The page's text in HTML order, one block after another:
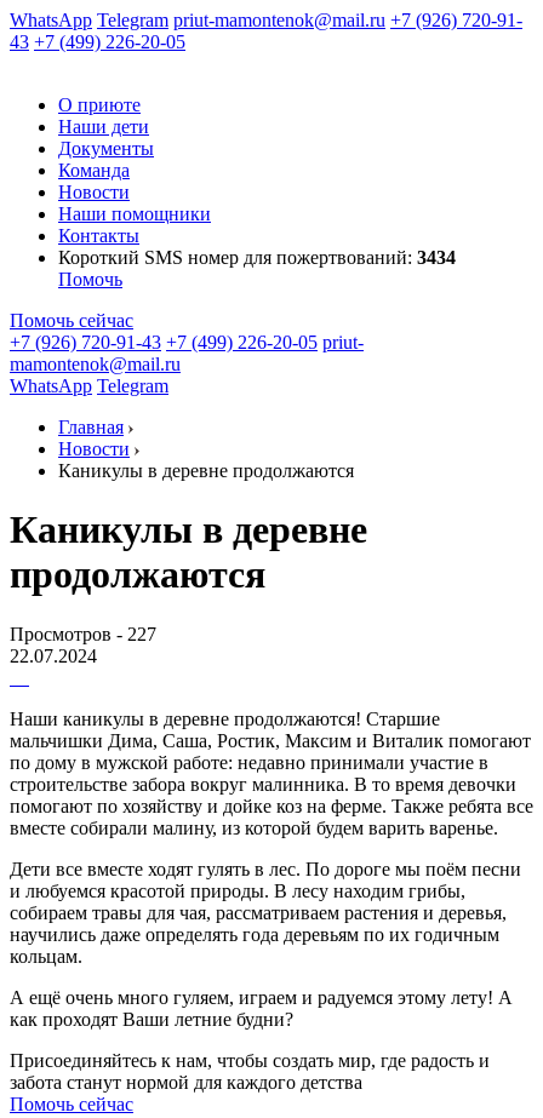
WhatsApp Telegram priut-mamontenok@mail.ru +7 (926) 720-91-
43 +7 (499) 226-20-05
О приюте
Наши дети
Документы
Команда
Новости
Наши помощники
Контакты
Короткий SMS номер для пожертвований: 3434
Помочь
Помочь сейчас
+7 (926) 720-91-43 +7 (499) 226-20-05 priut-
mamontenok@mail.ru
WhatsApp Telegram
Главная
Новости
Каникулы в деревне продолжаются
Каникулы в деревне
продолжаются
Просмотров - 227
22.07.2024
Наши каникулы в деревне продолжаются! Старшие
мальчишки Дима, Саша, Ростик, Максим и Виталик помогают
по дому в мужской работе: недавно принимали участие в
строительстве забора вокруг малинника. В то время девочки
помогают по хозяйству и дойке коз на ферме. Также ребята все
вместе собирали малину, из которой будем варить варенье.
Дети все вместе ходят гулять в лес. По дороге мы поём песни
и любуемся красотой природы. В лесу находим грибы,
собираем травы для чая, рассматриваем растения и деревья,
научились даже определять года деревьям по их годичным
кольцам.
А ещё очень много гуляем, играем и радуемся этому лету! А
как проходят Ваши летние будни?
Присоединяйтесь к нам, чтобы создать мир, где радость и
забота станут нормой для каждого детства
Помочь сейчас